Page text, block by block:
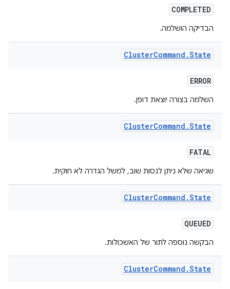
COMPLETED
הבדיקה הושלמה.
ClusterCommand .State
ERROR
השלמה בצורה יוצאת דופן.
ClusterCommand .State
FATAL
שגיאה שלא ניתן לנסות שוב, למשל הגדרה לא חוקית.
ClusterCommand .State
QUEUED
הבקשה נוספה לתור של האשכולות.
ClusterCommand .State